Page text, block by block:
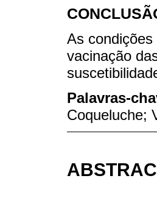
As
vacinação
Palavras-
Coqueluche;